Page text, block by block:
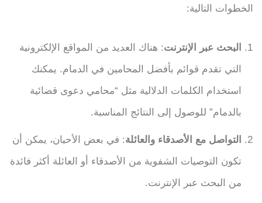
الخطوات التالية:
البحث عبر الإنترنت: هناك العديد من المواقع الإلكترونية
التي تقدم قوائم بأفضل المحامين في الدمام. يمكنك
استخدام الكلمات الدلالية مثل “محامي دعوى قضائية
بالدمام” للوصول إلى النتائج المناسبة.
التواصل مع الأصدقاء والعائلة: في بعض الأحيان، يمكن أن
تكون التوصيات الشفوية من الأصدقاء أو العائلة أكثر فائدة
من البحث عبر الإنترنت.